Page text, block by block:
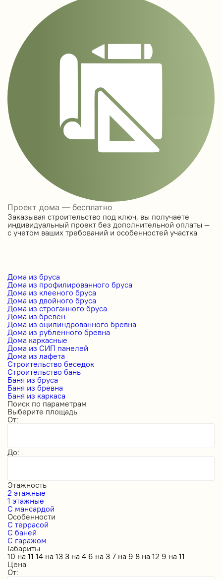
Проект дома — бесплатно
Заказывая строительство под ключ, вы получаете
индивидуальный проект без дополнительной оплаты —
с учетом ваших требований и особенностей участка
Дома из бруса
Дома из профилированного бруса
Дома из клееного бруса
Дома из двойного бруса
Дома из строганного бруса
Дома из бревен
Дома из оцилиндрованного бревна
Дома из рубленного бревна
Дома каркасные
Дома из СИП панелей
Дома из лафета
Строительство беседок
Строительство бань
Баня из бруса
Баня из бревна
Баня из каркаса
Поиск по параметрам
Выберите площадь
От:
До:
Этажность
2 этажные
1 этажные
С мансардой
Особенности
С террасой
С баней
С гаражом
Габариты
10 на 11 14 на 13 3 на 4 6 на 3 7 на 9 8 на 12 9 на 11
Цена
От: